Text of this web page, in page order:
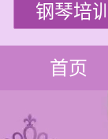
钢琴培训
首页